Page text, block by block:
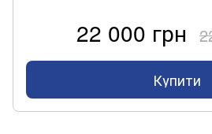
22 000 грн
Купити